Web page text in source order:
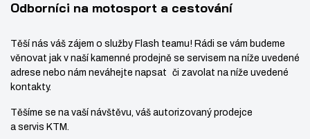
Odborníci na motosport a cestování
Těší nás váš zájem o služby Flash teamu! Rádi se vám budeme
věnovat jak v naší kamenné prodejně se servisem na níže uvedené
adrese nebo nám neváhejte napsat či zavolat na níže uvedené
kontakty.
Těšíme se na vaší návštěvu, váš autorizovaný prodejce
a servis KTM.